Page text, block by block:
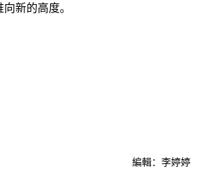
新的高度。
編輯：李婷婷